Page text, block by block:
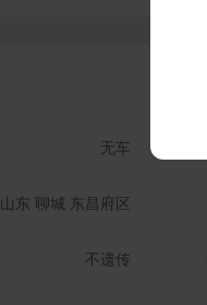
无车
山东 聊城 东昌府区
不遗传